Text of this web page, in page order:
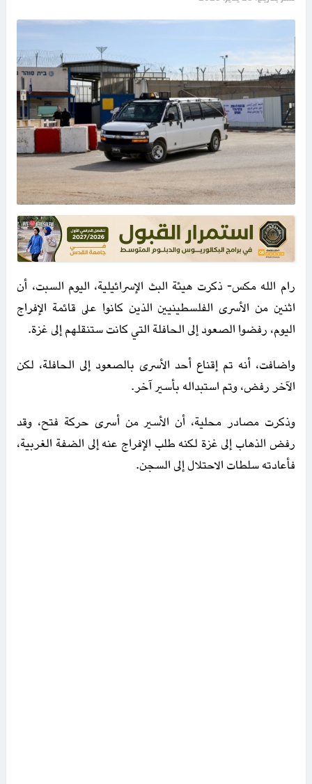
رام الله مكس- ذكرت هيئة البث الإسرائيلية، اليوم السبت، أن
اثنين من الأسرى الفلسطينيين الذين كانوا على قائمة الإفراج
اليوم، رفضوا الصعود إلى الحافلة التي كانت ستنقلهم إلى غزة.
واضافت، أنه تم إقناع أحد الأسرى بالصعود إلى الحافلة، لكن
الآخر رفض، وتم استبداله بأسير آخر.
وذكرت مصادر محلية، أن الأسير من أسرى حركة فتح، وقد
رفض الذهاب إلى غزة لكنه طلب الإفراج عنه إلى الضفة الغربية،
فأعادته سلطات الاحتلال إلى السجن.